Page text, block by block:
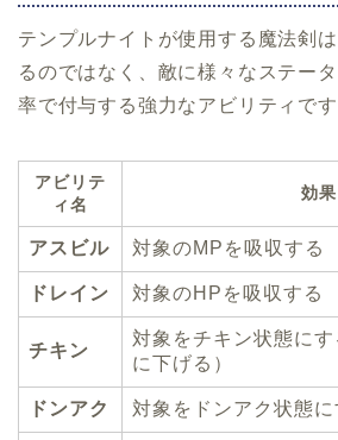
テンプルナイトが使用する魔法剣
るのではなく、敵に様々なステー
率で付与する強力なアビリティです
アビリテ
ィ名
効果
アスビル 対象のMPを吸収する
ドレイン 対象のHPを吸収する
チキン
対象をチキン状態に
に下げる）
ドンアク 対象をドンアク状態に